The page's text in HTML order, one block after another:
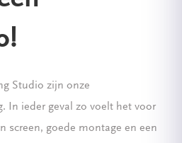
Studio zijn onze
In ieder geval zo voelt het voor
screen, goede montage en een